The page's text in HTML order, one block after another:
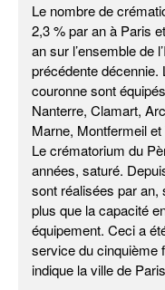
Le nombre de
2,3 % par an à Paris
an sur l’ensemble de
précédente décennie.
couronne sont
Nanterre, Clamart,
Marne, Montfermeil
Le crématorium du
années, saturé.
sont réalisées par an,
plus que la capacité
équipement. Ceci a
service du cinquième
indique la ville de